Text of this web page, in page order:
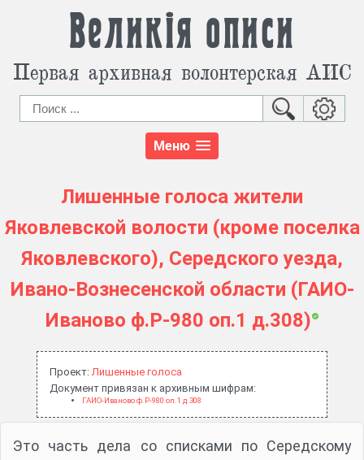
Великія описи
Первая архивная волонтерская АИС
Меню
Лишенные голоса жители
Яковлевской волости (кроме поселка
Яковлевского), Середского уезда,
Ивано-Вознесенской области (ГАИО-
Иваново ф.Р-980 оп.1 д.308)
Проект: Лишенные голоса
Документ привязан к архивным шифрам:
ГАИО-Иваново ф.Р-980 оп.1 д.308
Это часть дела со списками по Середскому